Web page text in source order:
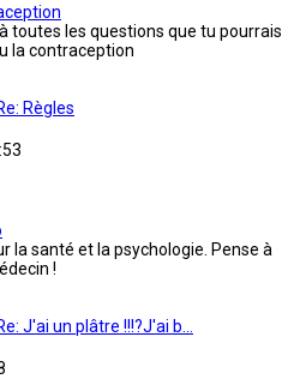
toutes les questions que tu pourrais
la contraception
Règles
la santé et la psychologie. Pense à
!
J'ai un plâtre !!!?J'ai b…